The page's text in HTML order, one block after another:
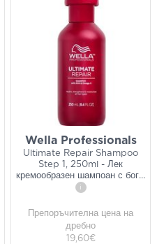
Wella Professionals
Ultimate Repair Shampoo
Step 1, 250ml - Лек
кремообразен шампоан с бог...
i
Препоръчителна цена на
дребно
19,60€